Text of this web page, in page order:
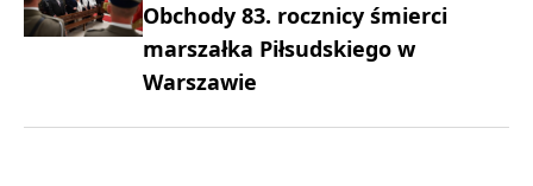
Obchody 83. rocznicy śmierci
marszałka Piłsudskiego w
Warszawie